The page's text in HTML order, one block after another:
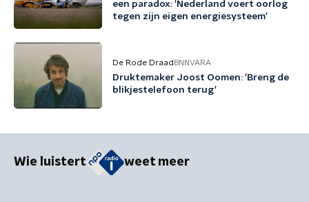
een paradox: 'Nederland voert oorlog
tegen zijn eigen energiesysteem'
De Rode Draad BNNVARA
Druktemaker Joost Oomen: 'Breng de
blikjestelefoon terug'
Wie luistert weet meer